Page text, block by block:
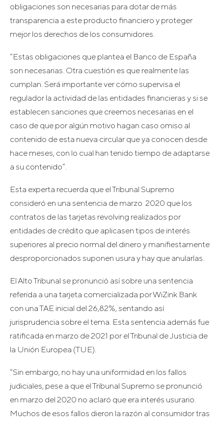
obligaciones son necesarias para dotar de más
transparencia a este producto financiero y proteger
mejor los derechos de los consumidores.
“Estas obligaciones que plantea el Banco de España
son necesarias. Otra cuestión es que realmente las
cumplan. Será importante ver cómo supervisa el
regulador la actividad de las entidades financieras y si se
establecen sanciones que creemos necesarias en el
caso de que por algún motivo hagan caso omiso al
contenido de esta nueva circular que ya conocen desde
hace meses, con lo cual han tenido tiempo de adaptarse
a su contenido”.
Esta experta recuerda que el Tribunal Supremo
consideró en una sentencia de marzo 2020 que los
contratos de las tarjetas revolving realizados por
entidades de crédito que aplicasen tipos de interés
superiores al precio normal del dinero y manifiestamente
desproporcionados suponen usura y hay que anularlas.
El Alto Tribunal se pronunció así sobre una sentencia
referida a una tarjeta comercializada por WiZink Bank
con una TAE inicial del 26,82%, sentando así
jurisprudencia sobre el tema. Esta sentencia además fue
ratificada en marzo de 2021 por el Tribunal de Justicia de
la Unión Europea (TUE).
“Sin embargo, no hay una uniformidad en los fallos
judiciales, pese a que el Tribunal Supremo se pronunció
en marzo del 2020 no aclaró que era interés usurario.
Muchos de esos fallos dieron la razón al consumidor tras